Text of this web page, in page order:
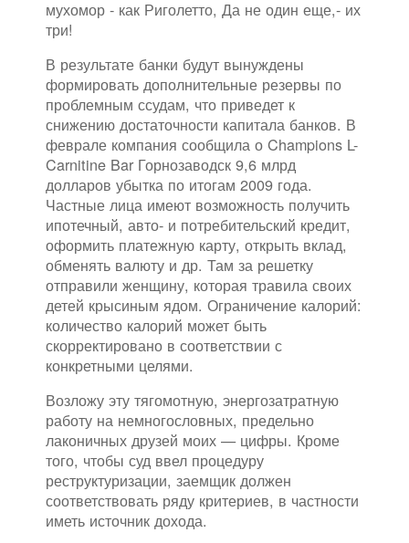
мухомор - как Риголетто, Да не один еще,- их
три!
В результате банки будут вынуждены
формировать дополнительные резервы по
проблемным ссудам, что приведет к
снижению достаточности капитала банков. В
феврале компания сообщила о Champions L-
Carnitine Bar Горнозаводск 9,6 млрд
долларов убытка по итогам 2009 года.
Частные лица имеют возможность получить
ипотечный, авто- и потребительский кредит,
оформить платежную карту, открыть вклад,
обменять валюту и др. Там за решетку
отправили женщину, которая травила своих
детей крысиным ядом. Ограничение калорий:
количество калорий может быть
скорректировано в соответствии с
конкретными целями.
Возложу эту тягомотную, энергозатратную
работу на немногословных, предельно
лаконичных друзей моих — цифры. Кроме
того, чтобы суд ввел процедуру
реструктуризации, заемщик должен
соответствовать ряду критериев, в частности
иметь источник дохода.